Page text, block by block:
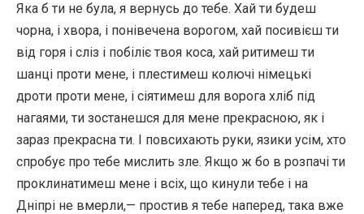
Яка б ти не була, я вернусь до тебе. Хай ти будеш
чорна, і хвора, і понівечена ворогом, хай посивієш ти
від горя і сліз і побіліє твоя коса, хай ритимеш ти
шанці проти мене, і плестимеш колючі німецькі
дроти проти мене, і сіятимеш для ворога хліб під
нагаями, ти зостанешся для мене прекрасною, як і
зараз прекрасна ти. І повсихають руки, язики усім, хто
спробує про тебе мислить зле. Якщо ж бо в розпачі ти
проклинатимеш мене і всіх, що кинули тебе і на
Дніпрі не вмерли,— простив я тебе наперед, така вже